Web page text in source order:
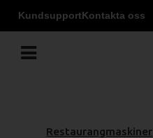
KundsupportKontakta oss
Restaurangmaskiner